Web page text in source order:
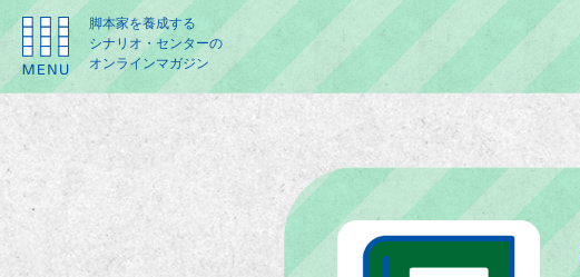
脚本家を養成する
シナリオ・センターの
オンラインマガジン